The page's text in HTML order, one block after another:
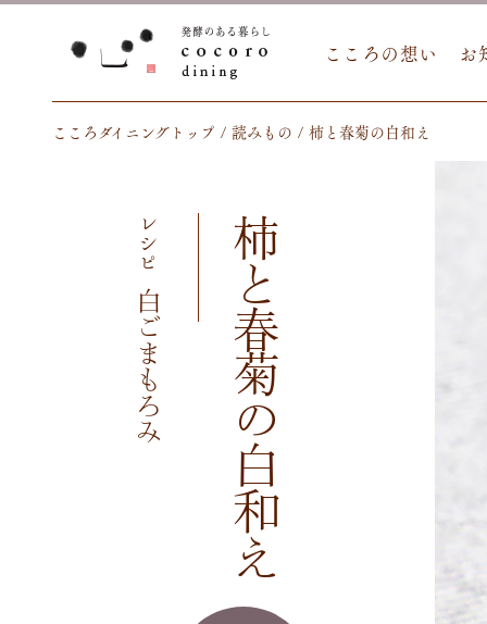
こころの想い お
こころダイニングトップ 読みもの 柿と春菊の白和え
レシピ
白ごまもろみ 柿と春菊の白和え